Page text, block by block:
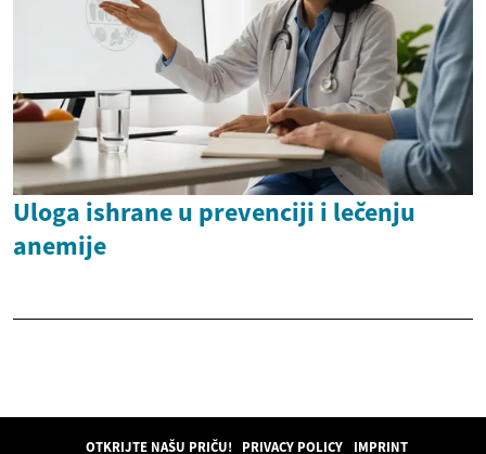
Uloga ishrane u prevenciji i lečenju
anemije
OTKRIJTE NAŠU PRIČU! PRIVACY POLICY IMPRINT